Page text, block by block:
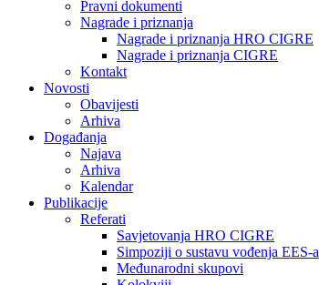
Pravni dokumenti
Nagrade i priznanja
Nagrade i priznanja HRO CIGRE
Nagrade i priznanja CIGRE
Kontakt
Novosti
Obavijesti
Arhiva
Događanja
Najava
Arhiva
Kalendar
Publikacije
Referati
Savjetovanja HRO CIGRE
Simpoziji o sustavu vođenja EES-a
Međunarodni skupovi